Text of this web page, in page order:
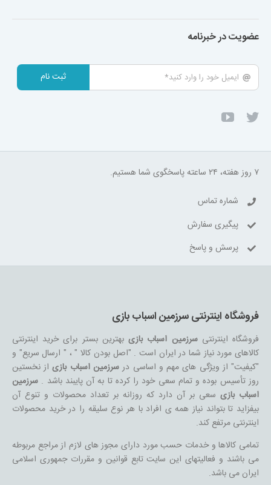
عضویت در خبرنامه
ثبت نام
۷ روز هفته، ۲۴ ساعته پاسخگوی شما هستیم.
شماره تماس
پیگیری سفارش
پرسش و پاسخ
فروشگاه اینترنتی سرزمین اسباب بازی
فروشگاه اینترنتیسرزمین اسباب بازیبهترین بستر برای خرید اینترنتی
کالاهای مورد نیاز شما در ایران است . "اصل بودن کالا " ، " ارسال سریع" و
"کیفیت" از ویژگی های مهم و اساسی در سرزمین اسباب بازیاز نخستین
روز تأسیس بوده و تمام سعی خود را کرده تا به آن پایبند باشد .سرزمین
اسباب بازیسعی بر آن دارد که روزانه بر تعداد محصولات و تنوع آن
بیفزاید تا بتواند نیاز همه ی افراد با هر نوع سلیقه را در خرید محصولات
اینترنتی مرتفع کند.
تمامی کالاها و خدمات حسب مورد دارای مجوز های لازم از مراجع مربوطه
می باشند و فعالیتهای این سایت تابع قوانین و مقررات جمهوری اسلامی
ایران می باشد.